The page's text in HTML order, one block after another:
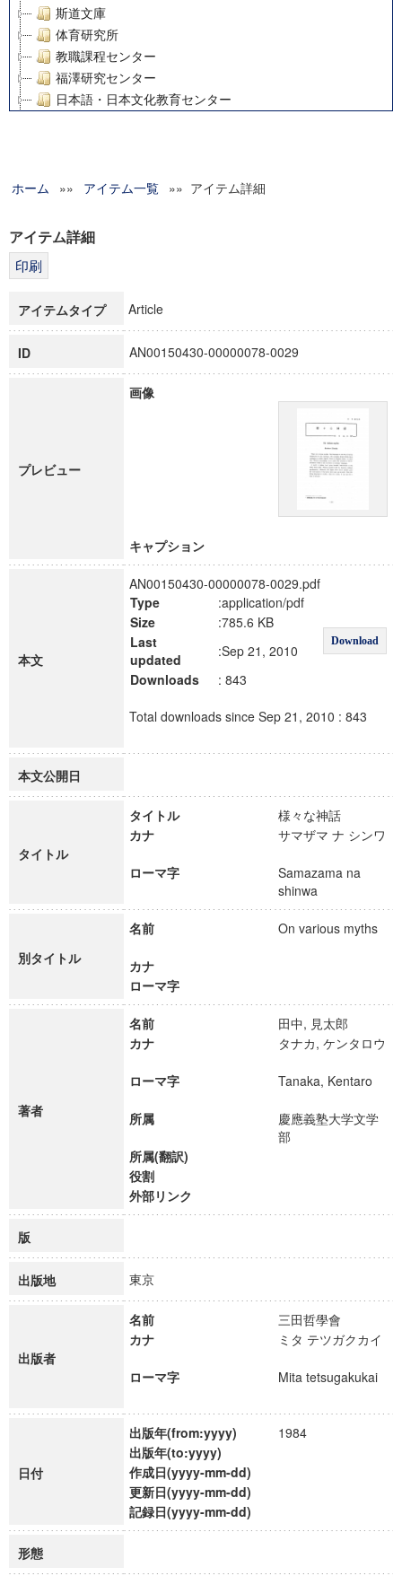
斯道文庫
体育研究所
教職課程センター
福澤研究センター
日本語・日本文化教育センター
グローバルリサーチインスティテュート
科学研究費補助金研究成果報告書
博士課程教育リーディングプログラム「超成熟社会発展のサ
ホーム »» アイテム一覧 »» アイテム詳細
アイテム詳細
アイテムタイプ Article
ID AN00150430-00000078-0029
プレビュー
画像
キャプション
本文
AN00150430-00000078-0029.pdf
Type
:application/pdf
Download
Size
:785.6 KB
Last
updated
:Sep 21, 2010
Downloads
: 843
Total downloads since Sep 21, 2010 : 843
本文公開日
タイトル
タイトル
様々な神話
カナ
サマザマ ナ シンワ
ローマ字
Samazama na
shinwa
別タイトル
名前 On various myths
カナ
ローマ字
著者
名前
田中, 見太郎
カナ
タナカ, ケンタロウ
ローマ字 Tanaka, Kentaro
所属
慶應義塾大学文学
部
所属(翻訳)
役割
外部リンク
版
出版地 東京
出版者
名前
三田哲學會
カナ
ミタ テツガクカイ
ローマ字 Mita tetsugakukai
日付
出版年(from:yyyy)
1984
出版年(to:yyyy)
作成日(yyyy-mm-dd)
更新日(yyyy-mm-dd)
記録日(yyyy-mm-dd)
形態